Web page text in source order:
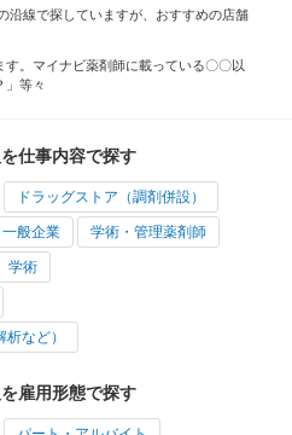
沿線で探していますが、おすすめの店舗
す。マイナビ薬剤師に載っている〇〇以
」等々
仕事内容で探す
ドラッグストア（調剤併設）
一般企業 学術・管理薬剤師
学術
など）
雇用形態で探す